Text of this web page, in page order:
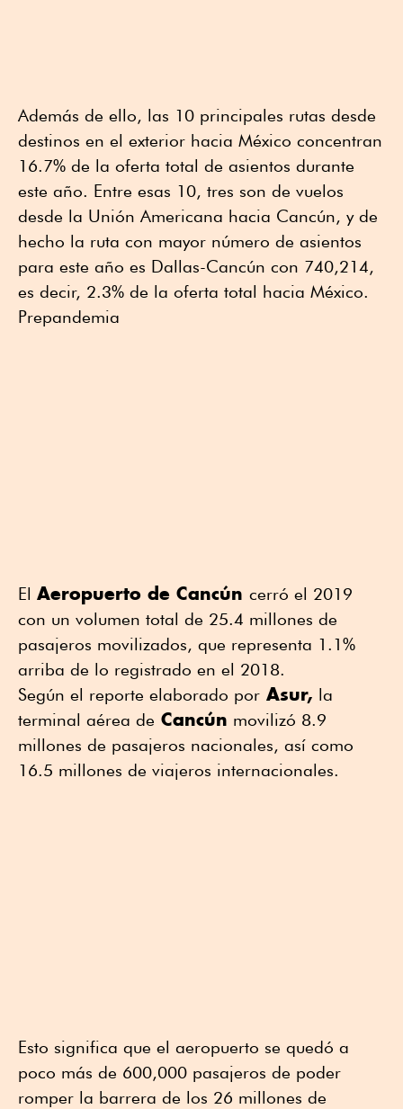
Además de ello, las 10 principales rutas desde
destinos en el exterior hacia México concentran
16.7% de la oferta total de asientos durante
este año. Entre esas 10, tres son de vuelos
desde la Unión Americana hacia Cancún, y de
hecho la ruta con mayor número de asientos
para este año es Dallas-Cancún con 740,214,
es decir, 2.3% de la oferta total hacia México.
Prepandemia
El Aeropuerto de Cancún cerró el 2019
con un volumen total de 25.4 millones de
pasajeros movilizados, que representa 1.1%
arriba de lo registrado en el 2018.
Según el reporte elaborado por Asur, la
terminal aérea de Cancún movilizó 8.9
millones de pasajeros nacionales, así como
16.5 millones de viajeros internacionales.
Esto significa que el aeropuerto se quedó a
poco más de 600,000 pasajeros de poder
romper la barrera de los 26 millones de